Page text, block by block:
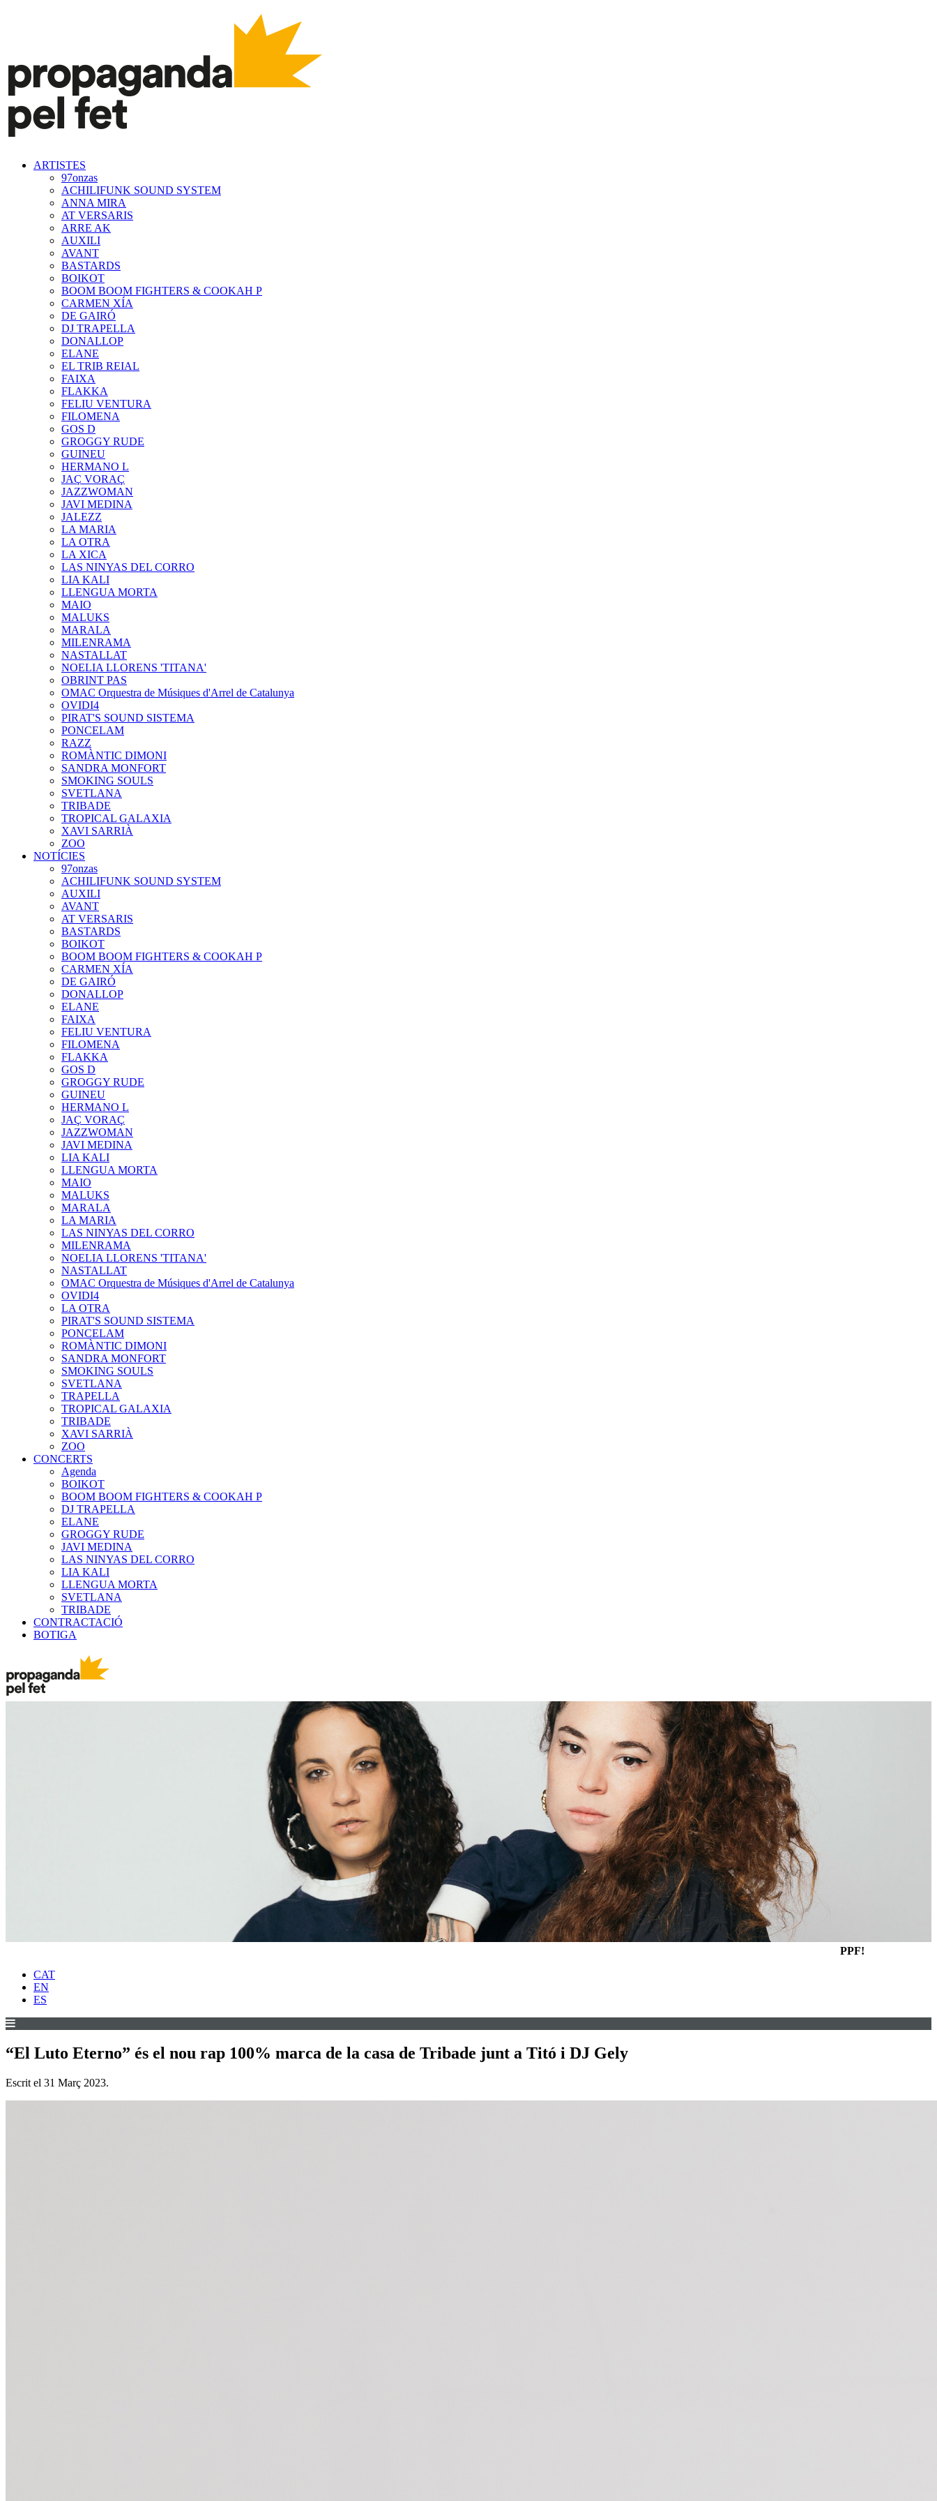
ARTISTES
97onzas
ACHILIFUNK SOUND SYSTEM
ANNA MIRA
AT VERSARIS
ARRE AK
AUXILI
AVANT
BASTARDS
BOIKOT
BOOM BOOM FIGHTERS & COOKAH P
CARMEN XÍA
DE GAIRÓ
DJ TRAPELLA
DONALLOP
ELANE
EL TRIB REIAL
FAIXA
FLAKKA
FELIU VENTURA
FILOMENA
GOS D
GROGGY RUDE
GUINEU
HERMANO L
JAÇ VORAÇ
JAZZWOMAN
JAVI MEDINA
JALEZZ
LA MARIA
LA OTRA
LA XICA
LAS NINYAS DEL CORRO
LIA KALI
LLENGUA MORTA
MAIO
MALUKS
MARALA
MILENRAMA
NASTALLAT
NOELIA LLORENS 'TITANA'
OBRINT PAS
OMAC Orquestra de Músiques d'Arrel de Catalunya
OVIDI4
PIRAT'S SOUND SISTEMA
PONCELAM
RAZZ
ROMÀNTIC DIMONI
SANDRA MONFORT
SMOKING SOULS
SVETLANA
TRIBADE
TROPICAL GALAXIA
XAVI SARRIÀ
ZOO
NOTÍCIES
97onzas
ACHILIFUNK SOUND SYSTEM
AUXILI
AVANT
AT VERSARIS
BASTARDS
BOIKOT
BOOM BOOM FIGHTERS & COOKAH P
CARMEN XÍA
DE GAIRÓ
DONALLOP
ELANE
FAIXA
FELIU VENTURA
FILOMENA
FLAKKA
GOS D
GROGGY RUDE
GUINEU
HERMANO L
JAÇ VORAÇ
JAZZWOMAN
JAVI MEDINA
LIA KALI
LLENGUA MORTA
MAIO
MALUKS
MARALA
LA MARIA
LAS NINYAS DEL CORRO
MILENRAMA
NOELIA LLORENS 'TITANA'
NASTALLAT
OMAC Orquestra de Músiques d'Arrel de Catalunya
OVIDI4
LA OTRA
PIRAT'S SOUND SISTEMA
PONCELAM
ROMÀNTIC DIMONI
SANDRA MONFORT
SMOKING SOULS
SVETLANA
TRAPELLA
TROPICAL GALAXIA
TRIBADE
XAVI SARRIÀ
ZOO
CONCERTS
Agenda
BOIKOT
BOOM BOOM FIGHTERS & COOKAH P
DJ TRAPELLA
ELANE
GROGGY RUDE
JAVI MEDINA
LAS NINYAS DEL CORRO
LIA KALI
LLENGUA MORTA
SVETLANA
TRIBADE
CONTRACTACIÓ
BOTIGA
PPF!
CAT
EN
ES
“El Luto Eterno” és el nou rap 100% marca de la casa de Tribade junt a Titó i DJ Gely
Escrit el 31 Març 2023.